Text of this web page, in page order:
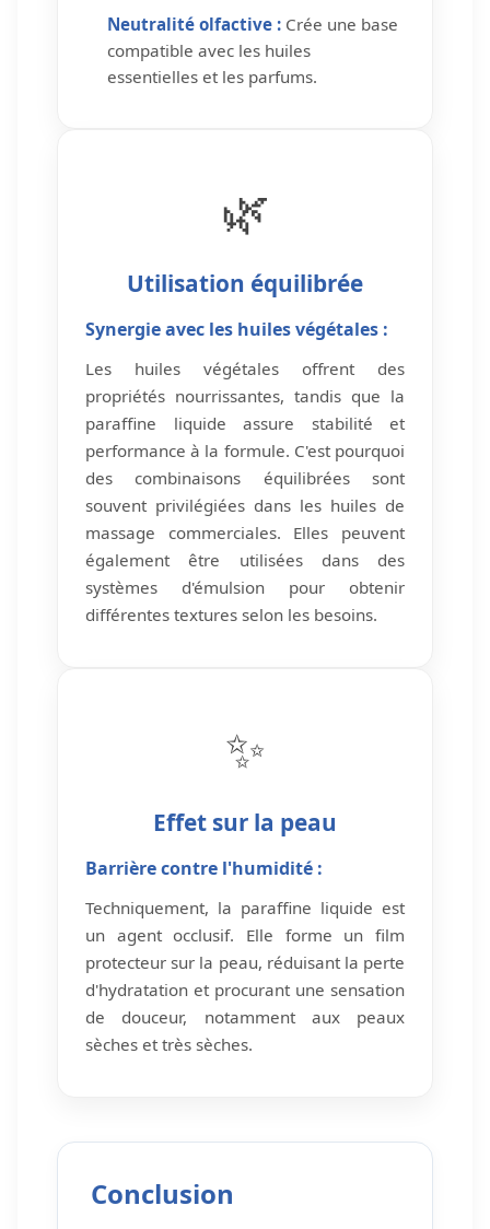
Neutralité olfactive : Crée une base
compatible avec les huiles
essentielles et les parfums.
🌿
Utilisation équilibrée
Synergie avec les huiles végétales :
Les huiles végétales offrent des
propriétés nourrissantes, tandis que la
paraffine liquide assure stabilité et
performance à la formule. C'est pourquoi
des combinaisons équilibrées sont
souvent privilégiées dans les huiles de
massage commerciales. Elles peuvent
également être utilisées dans des
systèmes d'émulsion pour obtenir
différentes textures selon les besoins.
✨
Effet sur la peau
Barrière contre l'humidité :
Techniquement, la paraffine liquide est
un agent occlusif. Elle forme un film
protecteur sur la peau, réduisant la perte
d'hydratation et procurant une sensation
de douceur, notamment aux peaux
sèches et très sèches.
Conclusion